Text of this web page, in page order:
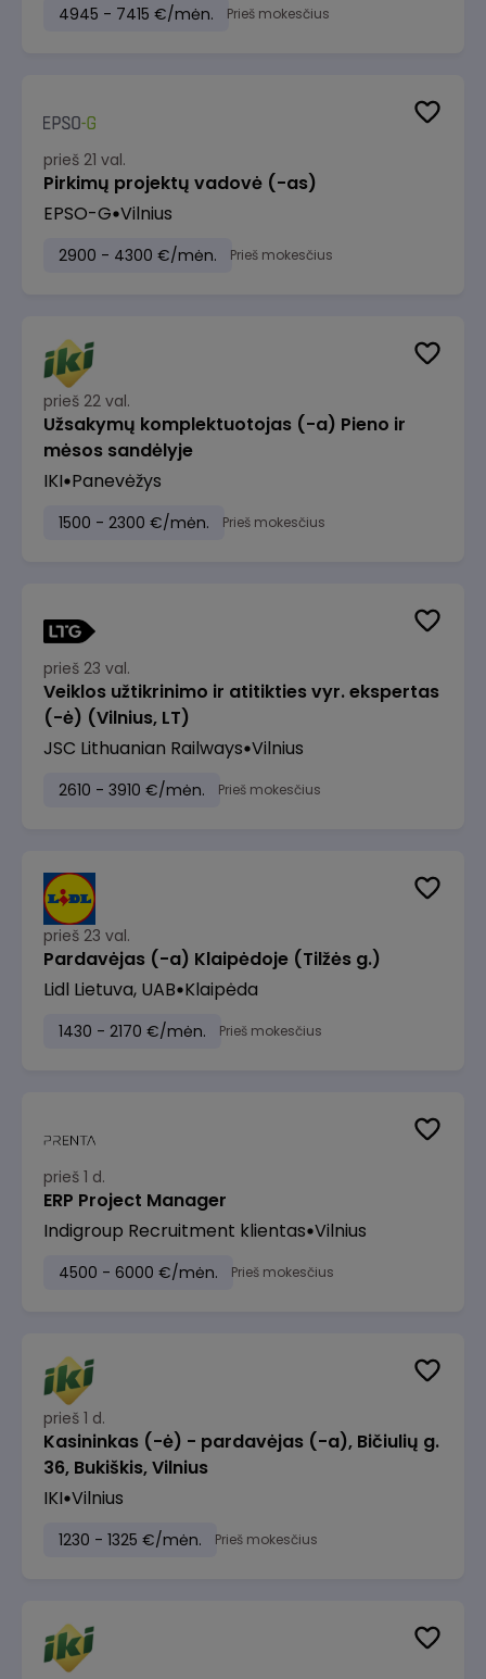
4945 - 7415 €/mėn. Prieš mokesčius
prieš 21 val.
Pirkimų projektų vadovė (-as)
EPSO-G Vilnius
2900 - 4300 €/mėn. Prieš mokesčius
prieš 22 val.
Užsakymų komplektuotojas (-a) Pieno ir
mėsos sandėlyje
IKI Panevėžys
1500 - 2300 €/mėn. Prieš mokesčius
prieš 23 val.
Veiklos užtikrinimo ir atitikties vyr. ekspertas
(-ė) (Vilnius, LT)
JSC Lithuanian Railways Vilnius
2610 - 3910 €/mėn. Prieš mokesčius
prieš 23 val.
Pardavėjas (-a) Klaipėdoje (Tilžės g.)
Lidl Lietuva, UAB Klaipėda
1430 - 2170 €/mėn. Prieš mokesčius
prieš 1 d.
ERP Project Manager
Indigroup Recruitment klientas Vilnius
4500 - 6000 €/mėn. Prieš mokesčius
prieš 1 d.
Kasininkas (-ė) - pardavėjas (-a), Bičiulių g.
36, Bukiškis, Vilnius
IKI Vilnius
1230 - 1325 €/mėn. Prieš mokesčius